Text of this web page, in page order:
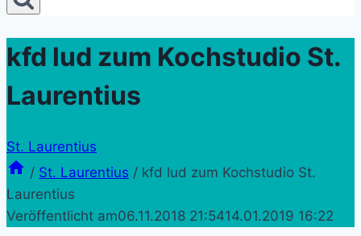
kfd lud zum Kochstudio St.
Laurentius
St. Laurentius
/ St. Laurentius / kfd lud zum Kochstudio St.
Laurentius
Veröffentlicht am06.11.2018 21:5414.01.2019 16:22